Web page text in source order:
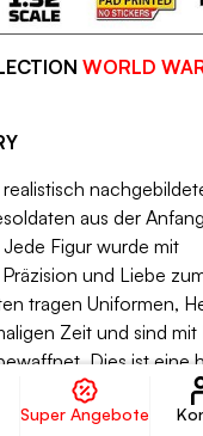
Super Angebote
WORLD
aus der
Figur wurde mit
und Liebe
tragen Uniformen,
Zeit und sind mit
Dies ist eine
Sets der